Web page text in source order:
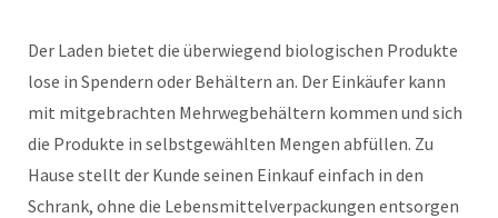
Der Laden bietet die überwiegend biologischen Produkte
lose in Spendern oder Behältern an. Der Einkäufer kann
mit mitgebrachten Mehrwegbehältern kommen und sich
die Produkte in selbstgewählten Mengen abfüllen. Zu
Hause stellt der Kunde seinen Einkauf einfach in den
Schrank, ohne die Lebensmittelverpackungen entsorgen